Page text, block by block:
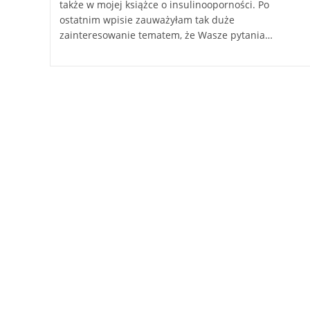
także w mojej książce o insulinooporności. Po
ostatnim wpisie zauważyłam tak duże
zainteresowanie tematem, że Wasze pytania…